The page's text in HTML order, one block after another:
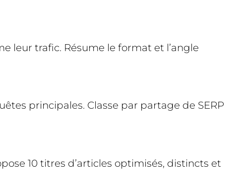
leur trafic. Résume le format et l’angle
principales. Classe par partage de SERP
10 titres d’articles optimisés, distincts et